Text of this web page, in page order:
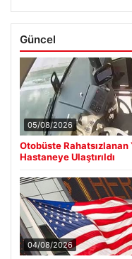
Güncel
05/08/2026
Otobüste Rahatsızlanan
Hastaneye Ulaştırıldı
04/08/2026